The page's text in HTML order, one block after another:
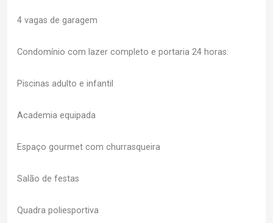
4 vagas de garagem
Condomínio com lazer completo e portaria 24 horas:
Piscinas adulto e infantil
Academia equipada
Espaço gourmet com churrasqueira
Salão de festas
Quadra poliesportiva